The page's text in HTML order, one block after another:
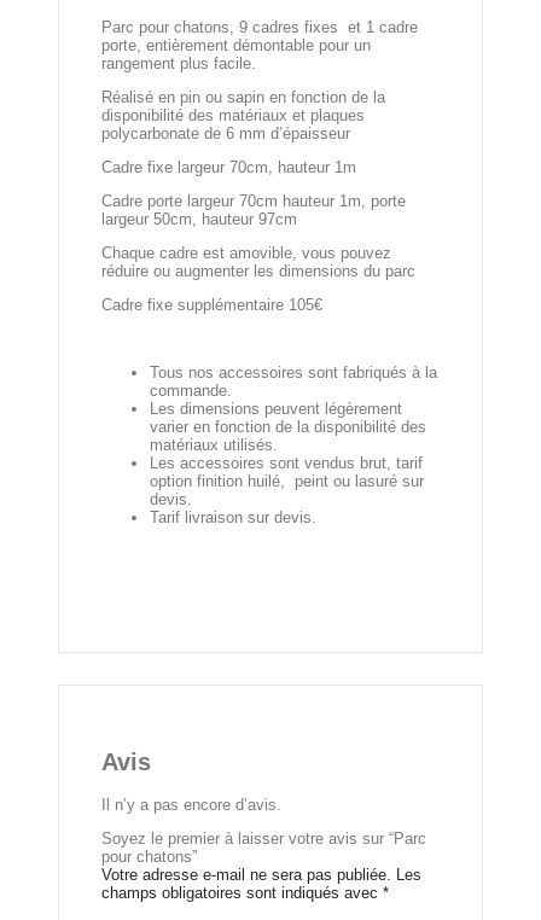
Parc pour chatons, 9 cadres fixes et 1 cadre
porte, entièrement démontable pour un
rangement plus facile.
Réalisé en pin ou sapin en fonction de la
disponibilité des matériaux et plaques
polycarbonate de 6 mm d’épaisseur
Cadre fixe largeur 70cm, hauteur 1m
Cadre porte largeur 70cm hauteur 1m, porte
largeur 50cm, hauteur 97cm
Chaque cadre est amovible, vous pouvez
réduire ou augmenter les dimensions du parc
Cadre fixe supplémentaire 105€
Tous nos accessoires sont fabriqués à la
commande.
Les dimensions peuvent légèrement
varier en fonction de la disponibilité des
matériaux utilisés.
Les accessoires sont vendus brut, tarif
option finition huilé, peint ou lasuré sur
devis.
Tarif livraison sur devis.
Avis
Il n’y a pas encore d’avis.
Soyez le premier à laisser votre avis sur “Parc
pour chatons”
Votre adresse e-mail ne sera pas publiée. Les
champs obligatoires sont indiqués avec *